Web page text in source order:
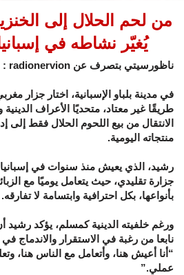
من لحم الحلال إلى
يُغيّر نشاطه في
ناظورسيتي بتصرف عن radionervion :
في مدينة بلباو الإسبانية، اختار جزار
طريقًا غير معتاد، متحديًا الأعراف الدينية
الانتقال من بيع اللحوم الحلال فقط إلى
منتجاته اليومية.
رشيد، الذي يعيش منذ سنوات في
جزارة تقليدي، حيث يتعامل يوميًا مع
بأنواعها، بكل احترافية وابتسامة لا تفارقه.
ورغم خلفيته الدينية كمسلم، يؤكد رشيد
نابعا من رغبة في الاستقرار والاندماج في
“أنا أعيش هنا، وأتعامل مع الناس هنا،
عملي.”